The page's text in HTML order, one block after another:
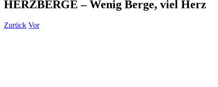
HERZBERGE – Wenig Berge, viel Herz
Zurück Vor